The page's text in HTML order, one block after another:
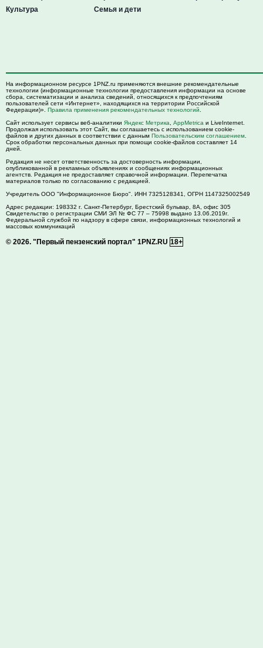
Культура
Семья и дети
На информационном ресурсе 1PNZ.ru применяются внешние рекомендательные
технологии (информационные технологии предоставления информации на основе
сбора, систематизации и анализа сведений, относящихся к предпочтениям
пользователей сети «Интернет», находящихся на территории Российской
Федерации)». Правила применения рекомендательных технологий
Сайт использует сервисы веб-аналитики Яндекс Метрика AppMetrica и LiveInternet.
Продолжая использовать этот Сайт, вы соглашаетесь с использованием cookie-
файлов и других данных в соответствии с данным Пользовательским соглашением
Срок обработки персональных данных при помощи cookie-файлов составляет 14
дней.
Редакция не несет ответственность за достоверность информации,
опубликованной в рекламных объявлениях и сообщениях информационных
агентств. Редакция не предоставляет справочной информации. Перепечатка
материалов только по согласованию с редакцией.
Учредитель ООО "Информационное Бюро". ИНН 7325128341, ОГРН 1147325002549
Адрес редакции: 198332 г. Санкт-Петербург, Брестский бульвар, 8А, офис 305
Свидетельство о регистрации СМИ ЭЛ № ФС 77 – 75998 выдано 13.06.2019г.
Федеральной службой по надзору в сфере связи, информационных технологий и
массовых коммуникаций
© 2026. "Первый пензенский портал" 1PNZ.RU 18+